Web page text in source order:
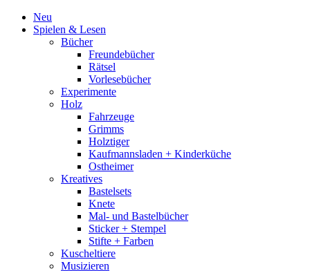
Neu
Spielen & Lesen
Bücher
Freundebücher
Rätsel
Vorlesebücher
Experimente
Holz
Fahrzeuge
Grimms
Holztiger
Kaufmannsladen + Kinderküche
Ostheimer
Kreatives
Bastelsets
Knete
Mal- und Bastelbücher
Sticker + Stempel
Stifte + Farben
Kuscheltiere
Musizieren